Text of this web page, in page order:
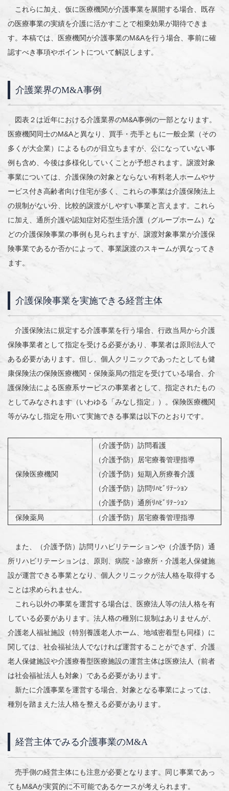
これらに加え、仮に医療機関が介護事業を展開する場合、既存
の医療事業の実績を介護に活かすことで相乗効果が期待できま
す。本稿では、医療機関が介護事業のM&Aを行う場合、事前に確
認すべき事項やポイントについて解説します。
介護業界のM&A事例
図表２は近年における介護業界のM&A事例の一部となります。
医療機関同士のM&Aと異なり、買手・売手ともに一般企業（その
多くが大企業）によるものが目立ちますが、公になっていない事
例も含め、今後は多様化していくことが予想されます。譲渡対象
事業については、介護保険の対象とならない有料老人ホームやサ
ービス付き高齢者向け住宅が多く、これらの事業は介護保険法上
の規制がない分、比較的譲渡がしやすい事業と言えます。これら
に加え、通所介護や認知症対応型生活介護（グループホーム）な
どの介護保険事業の事例も見られますが、譲渡対象事業が介護保
険事業であるか否かによって、事業譲渡のスキームが異なってき
ます。
介護保険事業を実施できる経営主体
介護保険法に規定する介護事業を行う場合、行政当局から介護
保険事業者として指定を受ける必要があり、事業者は原則法人で
ある必要があります。但し、個人クリニックであったとしても健
康保険法の保険医療機関・保険薬局の指定を受けている場合、介
護保険法による医療系サービスの事業者として、指定されたもの
としてみなされます（いわゆる「みなし指定」）。保険医療機関
等がみなし指定を用いて実施できる事業は以下のとおりです。
保険医療機関
（介護予防）訪問看護
（介護予防）居宅療養管理指導
（介護予防）短期入所療養介護
（介護予防）訪問ﾘﾊﾋﾞﾘﾃｰｼｮﾝ
（介護予防）通所ﾘﾊﾋﾞﾘﾃｰｼｮﾝ
保険薬局
（介護予防）居宅療養管理指導
また、（介護予防）訪問リハビリテーションや（介護予防）通
所リハビリテーションは、原則、病院・診療所・介護老人保健施
設が運営できる事業となり、個人クリニックが法人格を取得する
ことは求められません。
これら以外の事業を運営する場合は、医療法人等の法人格を有
している必要があります。法人格の種別に規制はありませんが、
介護老人福祉施設（特別養護老人ホーム、地域密着型も同様）に
関しては、社会福祉法人でなければ運営することができず、介護
老人保健施設や介護療養型医療施設の運営主体は医療法人（前者
は社会福祉法人も対象）である必要があります。
新たに介護事業を運営する場合、対象となる事業によっては、
種別を踏まえた法人格を整える必要があります。
経営主体でみる介護事業のM&A
売手側の経営主体にも注意が必要となります。同じ事業であっ
てもM&Aが実質的に不可能であるケースが考えられます。